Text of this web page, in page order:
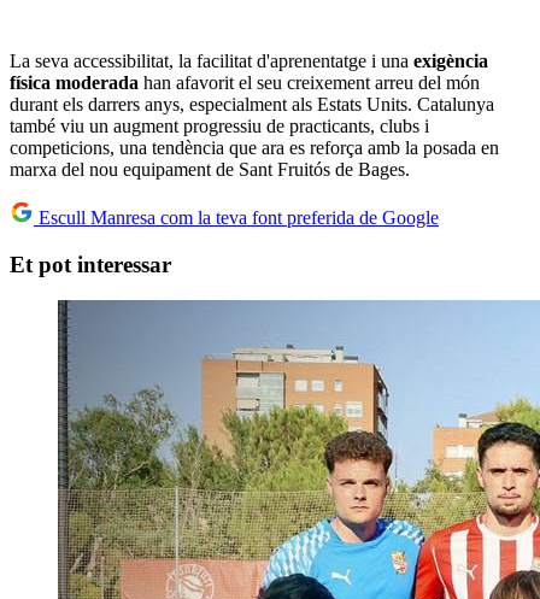
La seva accessibilitat, la facilitat d'aprenentatge i una exigència
física moderada han afavorit el seu creixement arreu del món
durant els darrers anys, especialment als Estats Units. Catalunya
també viu un augment progressiu de practicants, clubs i
competicions, una tendència que ara es reforça amb la posada en
marxa del nou equipament de Sant Fruitós de Bages.
Escull Manresa com la teva font preferida de Google
Et pot interessar